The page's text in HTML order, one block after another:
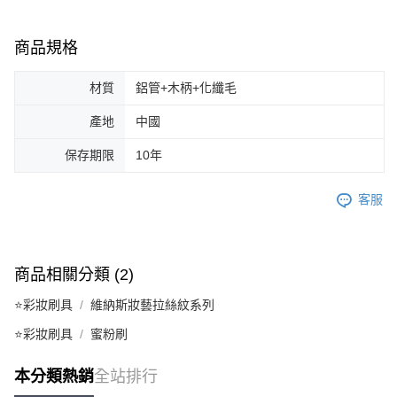
商品規格
材質 鋁管+木柄+化纖毛
產地 中國
保存期限 10年
客服
商品相關分類 (2)
⭐彩妝刷具 維納斯妝藝拉絲紋系列
⭐彩妝刷具 蜜粉刷
本分類熱銷全站排行